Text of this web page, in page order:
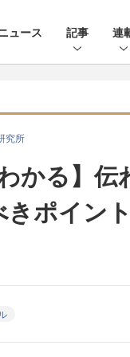
ュース 記事 連
究所
かる】
きポイン